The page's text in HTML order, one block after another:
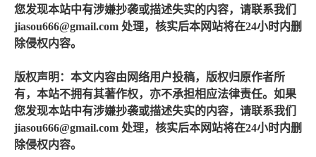
您发现本站中有涉嫌抄袭或描述失实的内容，请联系我们
jiasou666@gmail.com 处理，核实后本网站将在24小时内删
除侵权内容。
版权声明：本文内容由网络用户投稿，版权归原作者所
有，本站不拥有其著作权，亦不承担相应法律责任。如果
您发现本站中有涉嫌抄袭或描述失实的内容，请联系我们
jiasou666@gmail.com 处理，核实后本网站将在24小时内删
除侵权内容。